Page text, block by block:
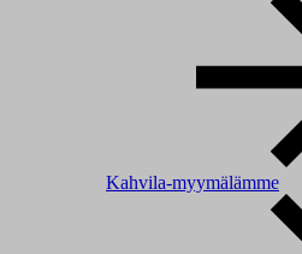
Kahvila-myymälämme